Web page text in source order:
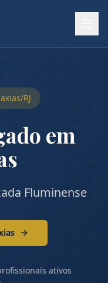
/RJ
em
Fluminense
ativos